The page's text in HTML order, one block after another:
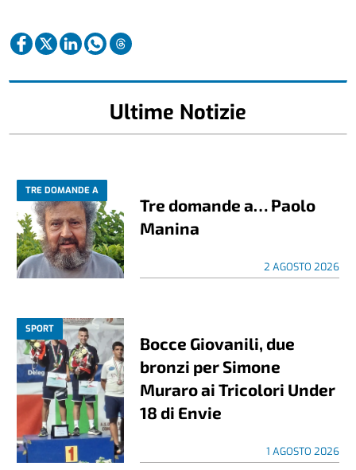
Ultime Notizie
TRE DOMANDE A
Tre domande a… Paolo
Manina
2 AGOSTO 2026
SPORT
Bocce Giovanili, due
bronzi per Simone
Muraro ai Tricolori Under
18 di Envie
1 AGOSTO 2026